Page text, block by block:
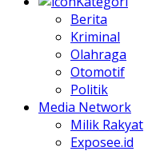
Berita
Kriminal
Olahraga
Otomotif
Politik
Media Network
Milik Rakyat
Exposee.id